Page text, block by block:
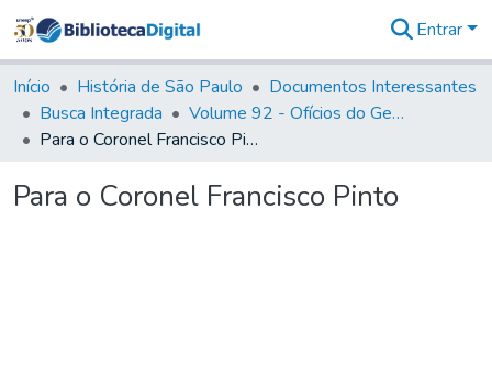
&
Coleções
Tudo na
Biblioteca
Estatísticas
Entrar
Início História de São Paulo
Documentos Interessantes
Busca Integrada
Volume 92 - Ofícios do General D. Luiz aos diversos funcionários da Capitania (1768- 1772)
Para o Coronel Francisco Pinto
Para o Coronel Francisco Pinto